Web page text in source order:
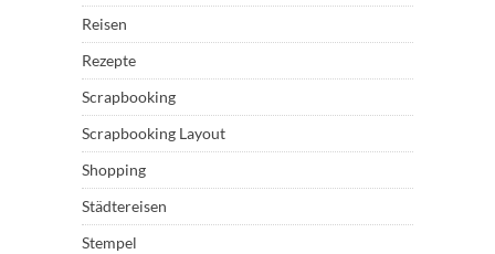
Reisen
Rezepte
Scrapbooking
Scrapbooking Layout
Shopping
Städtereisen
Stempel